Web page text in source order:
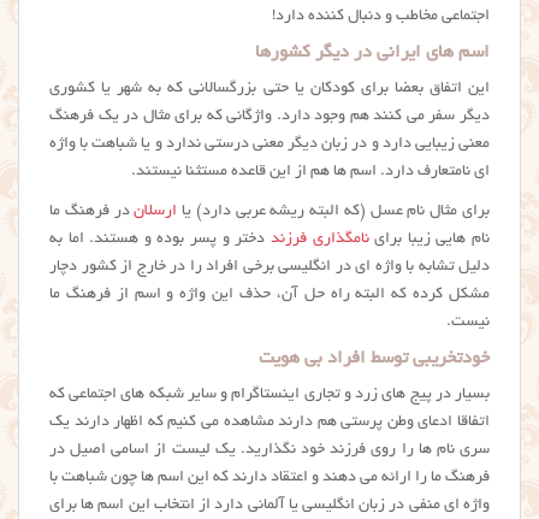
اجتماعی مخاطب و دنبال کننده دارد!
اسم های ایرانی در دیگر کشورها
این اتفاق بعضا برای کودکان یا حتی بزرگسالانی که به شهر یا کشوری
دیگر سفر می کنند هم وجود دارد. واژگانی که برای مثال در یک فرهنگ
معنی زیبایی دارد و در زبان دیگر معنی درستی ندارد و یا شباهت با واژه
ای نامتعارف دارد. اسم ها هم از این قاعده مستثنا نیستند.
برای مثال نام عسل (که البته ریشه عربی دارد) یا ارسلاندر فرهنگ ما
نام هایی زیبا براینامگذاری فرزند دختر و پسر بوده و هستند. اما به
دلیل تشابه با واژه ای در انگلیسی برخی افراد را در خارج از کشور دچار
مشکل کرده که البته راه حل آن، حذف این واژه و اسم از فرهنگ ما
نیست.
خودتخریبی توسط افراد بی هویت
بسیار در پیج های زرد و تجاری اینستاگرام و سایر شبکه های اجتماعی که
اتفاقا ادعای وطن پرستی هم دارند مشاهده می کنیم که اظهار دارند یک
سری نام ها را روی فرزند خود نگذارید. یک لیست از اسامی اصیل در
فرهنگ ما را ارائه می دهند و اعتقاد دارند که این اسم ها چون شباهت با
واژه ای منفی در زبان انگلیسی یا آلمانی دارد از انتخاب این اسم ها برای